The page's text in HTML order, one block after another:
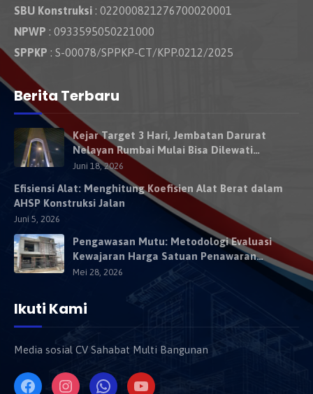
SBU Konstruksi : 022000821276700020001
NPWP : 0933595050221000
SPPKP : S-00078/SPPKP-CT/KPP.0212/2025
Berita Terbaru
Kejar Target 3 Hari, Jembatan Darurat
Nelayan Rumbai Mulai Bisa Dilewati
Kendaraan Besok
Juni 18, 2026
Efisiensi Alat: Menghitung Koefisien Alat Berat dalam
AHSP Konstruksi Jalan
Juni 5, 2026
Pengawasan Mutu: Metodologi Evaluasi
Kewajaran Harga Satuan Penawaran
Kontraktor
Mei 28, 2026
Ikuti Kami
Media sosial CV Sahabat Multi Bangunan